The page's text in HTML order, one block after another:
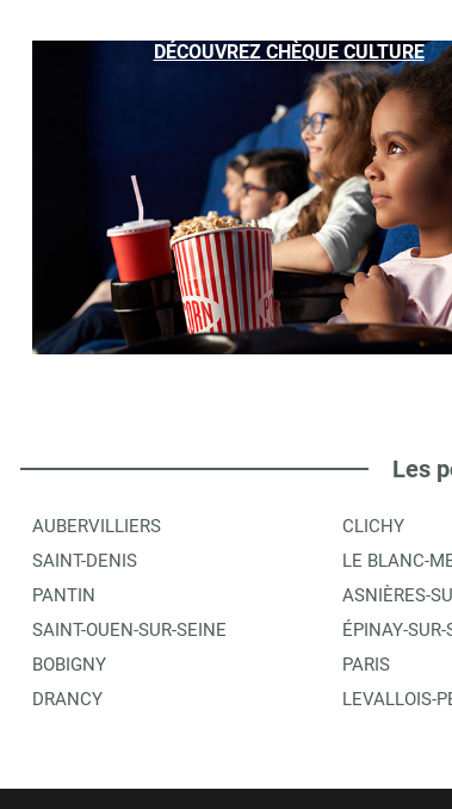
ASSOCIATION PROCREART
PARIS
ITINÉRAIRE PLUS
6 SAJ BOURHIS
165 BOULEVARD DE LA VILLETTE
PLUS
7
3.55 km
CARREFOUR - ESPACE BILLETTERIE
DÉCOUVREZ CHÈQUE CULTURE
Les
AUBERVILLIERS
SAINT-DENIS
PANTIN
SAINT-OUEN-SUR-SEINE
BOBIGNY
DRANCY
CLICHY
LE BLANC-
ASNIÈRES-
ÉPINAY-SUR-
PARIS
LEVALLOIS-